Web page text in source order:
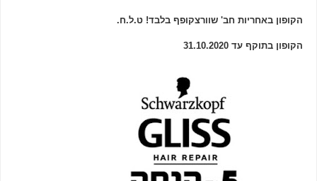
הקופון באחריות חב' שוורצקופף בלבד! ט.ל.ח.
הקופון בתוקף עד 31.10.2020